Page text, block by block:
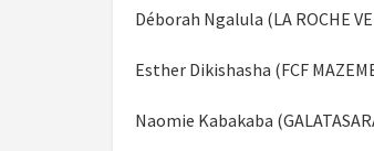
Déborah Ngalula (LA ROCHE
Esther Dikishasha (FCF
Naomie Kabakaba